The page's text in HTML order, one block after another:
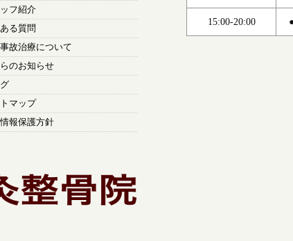
フ紹介
る質問
故治療について
のお知らせ
マップ
報保護方針
15:00-20:00